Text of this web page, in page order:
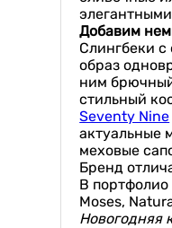
Добавим
Слингбеки с
образ
ним
стильный
Seventy Nine
актуальные
меховые
Бренд
В
Moses,
Новогодняя